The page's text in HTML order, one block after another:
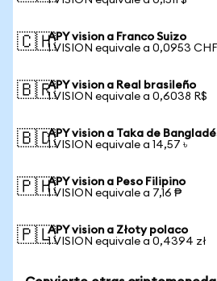
🇨🇭APY vision a Franco Suizo
1 VISION equivale a 0,0953 CHF
🇧🇷APY vision a Real brasileño
1 VISION equivale a 0,6038 R$
🇧🇩APY vision a Taka de
1 VISION equivale a 14,57 ৳
🇵🇭APY vision a Peso Filipino
1 VISION equivale a 7,16 ₱
🇵🇱APY vision a Złoty polaco
1 VISION equivale a 0,4394 zł